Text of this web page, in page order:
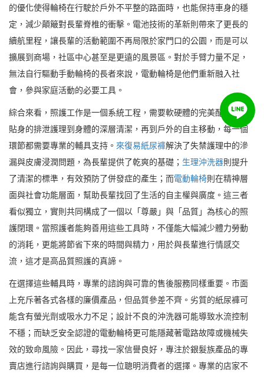
的優化使得輪椅在行駛於戶外不平整的路面時，也能保持車身的穩
定，減少顛簸對長輩脊椎的衝擊。電池技術的革新則帶來了更長的
續航里程，讓長輩的活動範圍不再局限於家門口的公園，而是可以
擴展到商場，社區中心甚至是更遠的風景區。對於手臂力量不足，
無法自行驅動手動輪椅的長者來說，電動輪椅是他們重新融入社
會，參與家庭活動的必要工具。
綜合來看，照護工作是一個系統工程，需要軟硬體的完美配合。從
貼身的排泄護理到身體的深層清潔，再到戶外的自主移動，每一個
環節都需要專業的輔具支持。 來復易紙尿褲解決了失禁護理中的滲
漏與皮膚浸潤問題，為長輩提供了乾爽的基礎； 生理沖洗器則提升
了清潔的標準，有效預防了併發症的產生；而電動輪椅則在精神層
面與社會功能層面，幫助長輩找回了生活的自主權與廣度。這三者
看似獨立，實則共同構成了一個以「尊嚴」與「品質」為核心的照
護閉環。當照護者能夠善用這些工具時，不僅能大幅減少體力勞動
的消耗，更能將節省下來的時間與精力，用於與長輩進行情感交
流，這才是高品質照護的真諦。
在選擇這些輔具時，專業的諮詢與可靠的售後服務同樣重要。市面
上充斥著各式各樣的廉價產品，但品質參差不齊。劣質的紙尿褲可
能含有螢光劑或吸水力不足；設計不良的沖洗器可能導致水流控制
不穩；而缺乏安全認證的電動輪椅更可能隱藏著電路故障或機械失
效的致命風險。因此，尋找一家信譽良好，專注於銀髮族產品的專
賣店進行諮詢與購買，是每一位聰明消費者的選擇。專業的店家不